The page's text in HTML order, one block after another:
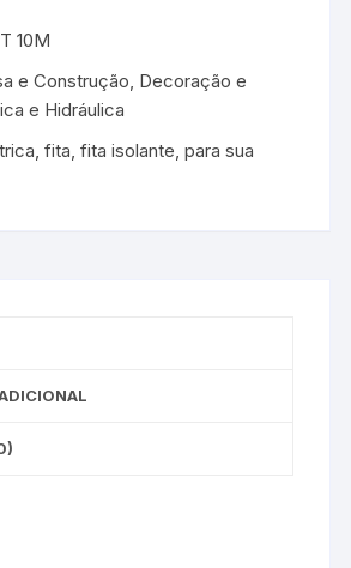
10M
e Construção Decoração e
e Hidráulica
,fita ,fita isolante ,para sua